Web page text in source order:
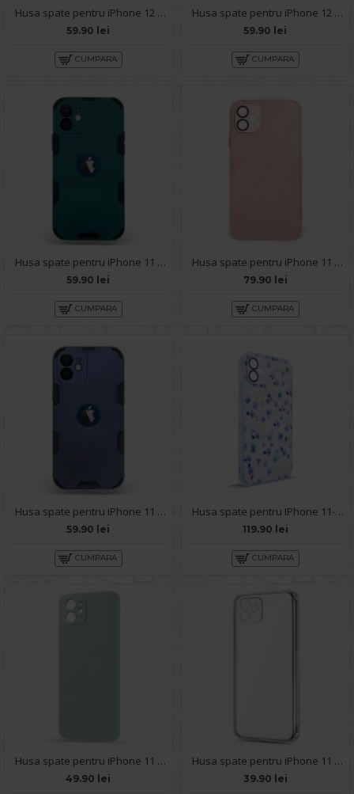
Husa spate pentru iPhone 12 - Mantis Case Rosu / Negru
59.90 lei
CUMPARA
Husa spate pentru iPhone 12 - Mantis Case Albastru / Negru
59.90 lei
CUMPARA
Husa spate pentru iPhone 11 - Mantis Case Verde Crud / Negru
59.90 lei
CUMPARA
Husa spate pentru iPhone 11 - Lito Case Roz
79.90 lei
CUMPARA
Husa spate pentru iPhone 11 - Mantis Case Navy / Negru
59.90 lei
CUMPARA
Husa spate pentru IPhone 11- Happy case
119.90 lei
CUMPARA
Husa spate pentru iPhone 11 - Silicon Line Gri
49.90 lei
Husa spate pentru iPhone 11 - Protect+
39.90 lei